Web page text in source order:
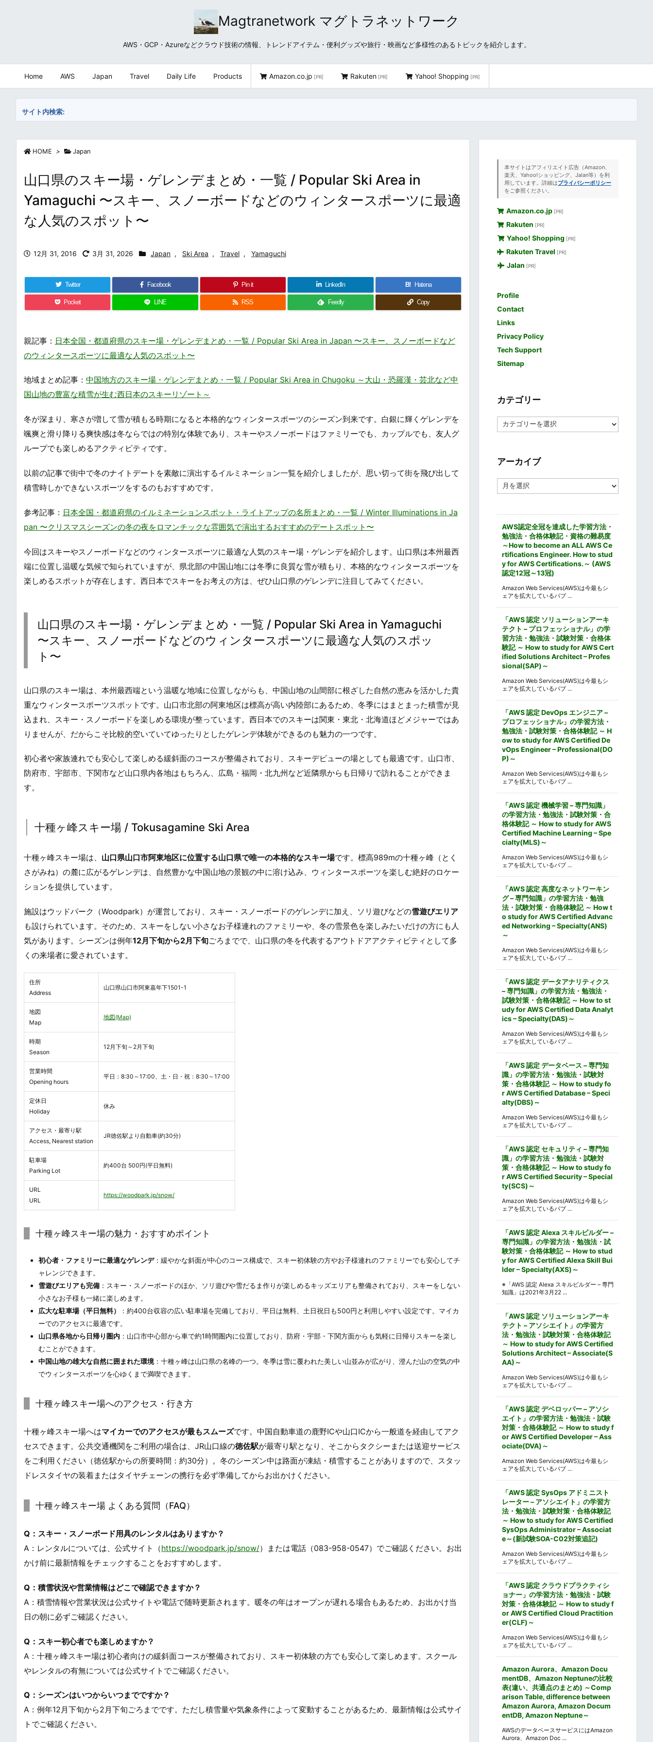
Magtranetwork マグトラネットワーク
AWS・GCP・Azureなどクラウド技術の情報、トレンドアイテム・便利グッズや旅行・映画など多様性のあるトピックを紹介します。
Home AWS Japan Travel Daily Life Products Amazon.co.jp [PR] Rakuten [PR] Yahoo! Shopping [PR]
サイト内検索:
HOME > Japan
山口県のスキー場・ゲレンデまとめ・一覧 / Popular Ski Area in
Yamaguchi 〜スキー、スノーボードなどのウィンタースポーツに最適
な人気のスポット〜
12月 31, 2016 3月 31, 2026 Japan , Ski Area , Travel , Yamaguchi
Twitter Facebook Pin it LinkedIn B! Hatena
Pocket LINE RSS Feedly Copy
親記事： 日本全国・都道府県のスキー場・ゲレンデまとめ・一覧 / Popular Ski Area in Japan 〜スキー、スノーボードなど
のウィンタースポーツに最適な人気のスポット〜
地域まとめ記事： 中国地方のスキー場・ゲレンデまとめ・一覧 / Popular Ski Area in Chugoku ～大山・恐羅漢・芸北など中
国山地の豊富な積雪が生む西日本のスキーリゾート～
冬が深まり、寒さが増して雪が積もる時期になると本格的なウィンタースポーツのシーズン到来です。白銀に輝くゲレンデを
颯爽と滑り降りる爽快感は冬ならではの特別な体験であり、スキーやスノーボードはファミリーでも、カップルでも、友人グ
ループでも楽しめるアクティビティです。
以前の記事で街中で冬のナイトデートを素敵に演出するイルミネーション一覧を紹介しましたが、思い切って街を飛び出して
積雪時しかできないスポーツをするのもおすすめです。
参考記事： 日本全国・都道府県のイルミネーションスポット・ライトアップの名所まとめ・一覧 / Winter Illuminations in Ja
pan 〜クリスマスシーズンの冬の夜をロマンチックな雰囲気で演出するおすすめのデートスポット〜
今回はスキーやスノーボードなどのウィンタースポーツに最適な人気のスキー場・ゲレンデを紹介します。山口県は本州最西
端に位置し温暖な気候で知られていますが、県北部の中国山地には冬季に良質な雪が積もり、本格的なウィンタースポーツを
楽しめるスポットが存在します。西日本でスキーをお考えの方は、ぜひ山口県のゲレンデに注目してみてください。
山口県のスキー場・ゲレンデまとめ・一覧 / Popular Ski Area in Yamaguchi
〜スキー、スノーボードなどのウィンタースポーツに最適な人気のスポッ
ト〜
山口県のスキー場は、本州最西端という温暖な地域に位置しながらも、中国山地の山間部に根ざした自然の恵みを活かした貴
重なウィンタースポーツスポットです。山口市北部の阿東地区は標高が高い内陸部にあるため、冬季にはまとまった積雪が見
込まれ、スキー・スノーボードを楽しめる環境が整っています。西日本でのスキーは関東・東北・北海道ほどメジャーではあ
りませんが、だからこそ比較的空いていてゆったりとしたゲレンデ体験ができるのも魅力の一つです。
初心者や家族連れでも安心して楽しめる緩斜面のコースが整備されており、スキーデビューの場としても最適です。山口市、
防府市、宇部市、下関市など山口県内各地はもちろん、広島・福岡・北九州など近隣県からも日帰りで訪れることができま
す。
十種ヶ峰スキー場 / Tokusagamine Ski Area
十種ヶ峰スキー場は、 山口県山口市阿東地区に位置する山口県で唯一の本格的なスキー場です。標高989mの十種ヶ峰（とく
さがみね）の麓に広がるゲレンデは、自然豊かな中国山地の景観の中に溶け込み、ウィンタースポーツを楽しむ絶好のロケー
ションを提供しています。
施設はウッドパーク（Woodpark）が運営しており、スキー・スノーボードのゲレンデに加え、ソリ遊びなどの雪遊びエリア
も設けられています。そのため、スキーをしない小さなお子様連れのファミリーや、冬の雪景色を楽しみたいだけの方にも人
気があります。シーズンは例年12月下旬から2月下旬ごろまでで、山口県の冬を代表するアウトドアアクティビティとして多
くの来場者に愛されています。
住所
Address
山口県山口市阿東嘉年下1501-1
地図
Map
地図(Map)
時期
Season
12月下旬～2月下旬
営業時間
Opening hours
平日：8:30～17:00、土・日・祝：8:30～17:00
定休日
Holiday
休み
アクセス・最寄り駅
Access, Nearest station
JR徳佐駅より自動車(約30分)
駐車場
Parking Lot
約400台 500円(平日無料)
URL
URL
https://woodpark.jp/snow/
十種ヶ峰スキー場の魅力・おすすめポイント
初心者・ファミリーに最適なゲレンデ：緩やかな斜面が中心のコース構成で、スキー初体験の方やお子様連れのファミリーでも安心してチ
ャレンジできます。
雪遊びエリアも完備 ：スキー・スノーボードのほか、ソリ遊びや雪だるま作りが楽しめるキッズエリアも整備されており、スキーをしない
小さなお子様も一緒に楽しめます。
広大な駐車場（平日無料）
：約400台収容の広い駐車場を完備しており、平日は無料、土日祝日も500円と利用しやすい設定です。マイカ
ーでのアクセスに最適です。
山口県各地から日帰り圏内 ：山口市中心部から車で約1時間圏内に位置しており、防府・宇部・下関方面からも気軽に日帰りスキーを楽し
むことができます。
中国山地の雄大な自然に囲まれた環境：十種ヶ峰は山口県の名峰の一つ。冬季は雪に覆われた美しい山並みが広がり、澄んだ山の空気の中
でウィンタースポーツを心ゆくまで満喫できます。
十種ヶ峰スキー場へのアクセス・行き方
十種ヶ峰スキー場へはマイカーでのアクセスが最もスムーズです。中国自動車道の鹿野ICや山口ICから一般道を経由してアク
セスできます。公共交通機関をご利用の場合は、JR山口線の徳佐駅が最寄り駅となり、そこからタクシーまたは送迎サービス
をご利用ください（徳佐駅からの所要時間：約30分）。冬のシーズン中は路面が凍結・積雪することがありますので、スタッ
ドレスタイヤの装着またはタイヤチェーンの携行を必ず準備してからお出かけください。
十種ヶ峰スキー場 よくある質問（FAQ）
Q：スキー・スノーボード用具のレンタルはありますか？
A：レンタルについては、公式サイト（https://woodpark.jp/snow/）または電話（083-958-0547）でご確認ください。お出
かけ前に最新情報をチェックすることをおすすめします。
Q：積雪状況や営業情報はどこで確認できますか？
A：積雪情報や営業状況は公式サイトや電話で随時更新されます。暖冬の年はオープンが遅れる場合もあるため、お出かけ当
日の朝に必ずご確認ください。
Q：スキー初心者でも楽しめますか？
A：十種ヶ峰スキー場は初心者向けの緩斜面コースが整備されており、スキー初体験の方でも安心して楽しめます。スクール
やレンタルの有無については公式サイトでご確認ください。
Q：シーズンはいつからいつまでですか？
A：例年12月下旬から2月下旬ごろまでです。ただし積雪量や気象条件によって変動することがあるため、最新情報は公式サイ
トでご確認ください。
本サイトはアフィリエイト広告（Amazon、
楽天、Yahoo!ショッピング、Jalan等）を利
用しています。詳細はプライバシーポリシー
をご参照ください。
Amazon.co.jp [PR]
Rakuten [PR]
Yahoo! Shopping [PR]
Rakuten Travel [PR]
Jalan [PR]
Profile
Contact
Links
Privacy Policy
Tech Support
Sitemap
カテゴリー
テ
ー
アーカイブ
ー
AWS認定全冠を達成した学習方法・
勉強法・合格体験記・資格の難易度
～How to become an ALL AWS Ce
rtifications Engineer. How to stud
y for AWS Certifications.～ (AWS
認定12冠～13冠)
Amazon Web Services(AWS)は今最もシ
ェアを拡大しているパブ ...
「AWS 認定 ソリューションアーキ
テクト – プロフェッショナル」の学
習方法・勉強法・試験対策・合格体
験記 ～ How to study for AWS Cert
ified Solutions Architect – Profes
sional(SAP)～
Amazon Web Services(AWS)は今最もシ
ェアを拡大しているパブ ...
「AWS 認定 DevOps エンジニア –
プロフェッショナル」の学習方法・
勉強法・試験対策・合格体験記 ～ H
ow to study for AWS Certified De
vOps Engineer – Professional(DO
P)～
Amazon Web Services(AWS)は今最もシ
ェアを拡大しているパブ ...
「AWS 認定 機械学習 – 専門知識」
の学習方法・勉強法・試験対策・合
格体験記 ～ How to study for AWS
Certified Machine Learning – Spe
cialty(MLS)～
Amazon Web Services(AWS)は今最もシ
ェアを拡大しているパブ ...
「AWS 認定 高度なネットワーキン
グ – 専門知識」の学習方法・勉強
法・試験対策・合格体験記 ～ How t
o study for AWS Certified Advanc
ed Networking – Specialty(ANS)
～
Amazon Web Services(AWS)は今最もシ
ェアを拡大しているパブ ...
「AWS 認定 データアナリティクス
– 専門知識」の学習方法・勉強法・
試験対策・合格体験記 ～ How to st
udy for AWS Certified Data Analyt
ics – Specialty(DAS)～
Amazon Web Services(AWS)は今最もシ
ェアを拡大しているパブ ...
「AWS 認定 データベース – 専門知
識」の学習方法・勉強法・試験対
策・合格体験記 ～ How to study fo
r AWS Certified Database – Speci
alty(DBS)～
Amazon Web Services(AWS)は今最もシ
ェアを拡大しているパブ ...
「AWS 認定 セキュリティ – 専門知
識」の学習方法・勉強法・試験対
策・合格体験記 ～ How to study fo
r AWS Certified Security – Special
ty(SCS)～
Amazon Web Services(AWS)は今最もシ
ェアを拡大しているパブ ...
「AWS 認定 Alexa スキルビルダー –
専門知識」の学習方法・勉強法・試
験対策・合格体験記 ～ How to stud
y for AWS Certified Alexa Skill Bui
lder – Specialty(AXS)～
※「AWS 認定 Alexa スキルビルダー – 専門
知識」は2021年3月22 ...
「AWS 認定 ソリューションアーキ
テクト – アソシエイト」の学習方
法・勉強法・試験対策・合格体験記
～ How to study for AWS Certified
Solutions Architect – Associate(S
AA)～
Amazon Web Services(AWS)は今最もシ
ェアを拡大しているパブ ...
「AWS 認定 デベロッパー – アソシ
エイト」の学習方法・勉強法・試験
対策・合格体験記 ～ How to study f
or AWS Certified Developer – Ass
ociate(DVA)～
Amazon Web Services(AWS)は今最もシ
ェアを拡大しているパブ ...
「AWS 認定 SysOps アドミニスト
レーター – アソシエイト」の学習方
法・勉強法・試験対策・合格体験記
～ How to study for AWS Certified
SysOps Administrator – Associat
e～(新試験SOA-C02対策追記)
Amazon Web Services(AWS)は今最もシ
ェアを拡大しているパブ ...
「AWS 認定 クラウドプラクティシ
ョナー」の学習方法・勉強法・試験
対策・合格体験記 ～ How to study f
or AWS Certified Cloud Practition
er(CLF)～
Amazon Web Services(AWS)は今最もシ
ェアを拡大しているパブ ...
Amazon Aurora、Amazon Docu
mentDB、Amazon Neptuneの比較
表(違い、共通点のまとめ) ～Comp
arison Table, difference between
Amazon Aurora, Amazon Docum
entDB, Amazon Neptune～
AWSのデータベースサービスにはAmazon
Aurora、Amazon Doc ...